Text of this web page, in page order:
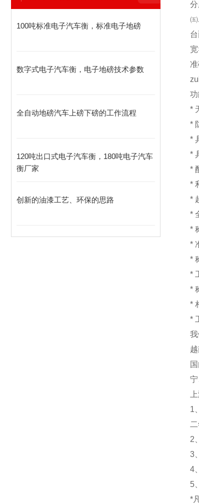
100吨标准电子汽车衡，标准电子地磅
数字式电子汽车衡，电子地磅技术参数
全自动地磅汽车上磅下磅的工作流程
120吨出口式电子汽车衡，180吨电子汽车
衡厂家
创新的油漆工艺、环保的思路
㈤
*
*
*
*
*
*
*
*
*
*
*
*
*
*
*
1
2
3
4
5
*